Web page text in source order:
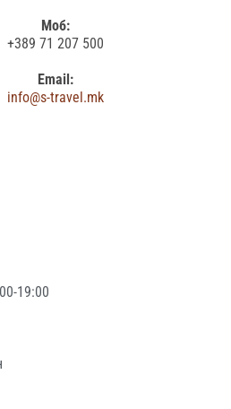
Моб:
+389 71 207 500
Email:
info@s-travel.mk
19:00